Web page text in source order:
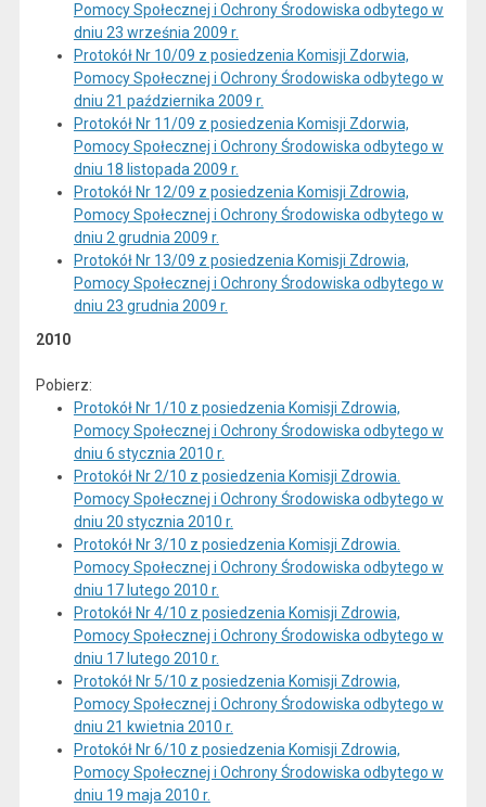
Pomocy Społecznej i Ochrony Środowiska odbytego w
dniu 23 września 2009 r.
Protokół Nr 10/09 z posiedzenia Komisji Zdorwia,
Pomocy Społecznej i Ochrony Środowiska odbytego w
dniu 21 października 2009 r.
Protokół Nr 11/09 z posiedzenia Komisji Zdorwia,
Pomocy Społecznej i Ochrony Środowiska odbytego w
dniu 18 listopada 2009 r.
Protokół Nr 12/09 z posiedzenia Komisji Zdrowia,
Pomocy Społecznej i Ochrony Środowiska odbytego w
dniu 2 grudnia 2009 r.
Protokół Nr 13/09 z posiedzenia Komisji Zdrowia,
Pomocy Społecznej i Ochrony Środowiska odbytego w
dniu 23 grudnia 2009 r.
2010
Pobierz:
Protokół Nr 1/10 z posiedzenia Komisji Zdrowia,
Pomocy Społecznej i Ochrony Środowiska odbytego w
dniu 6 stycznia 2010 r.
Protokół Nr 2/10 z posiedzenia Komisji Zdrowia.
Pomocy Społecznej i Ochrony Środowiska odbytego w
dniu 20 stycznia 2010 r.
Protokół Nr 3/10 z posiedzenia Komisji Zdrowia.
Pomocy Społecznej i Ochrony Środowiska odbytego w
dniu 17 lutego 2010 r.
Protokół Nr 4/10 z posiedzenia Komisji Zdrowia,
Pomocy Społecznej i Ochrony Środowiska odbytego w
dniu 17 lutego 2010 r.
Protokół Nr 5/10 z posiedzenia Komisji Zdrowia,
Pomocy Społecznej i Ochrony Środowiska odbytego w
dniu 21 kwietnia 2010 r.
Protokół Nr 6/10 z posiedzenia Komisji Zdrowia,
Pomocy Społecznej i Ochrony Środowiska odbytego w
dniu 19 maja 2010 r.